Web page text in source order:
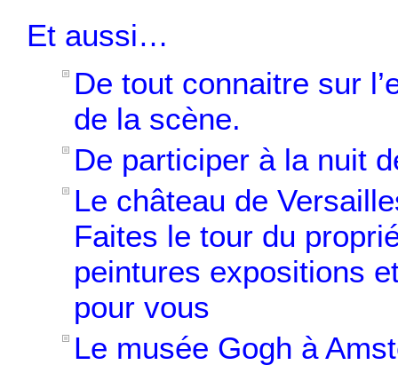
Et aussi…
De tout connaitre sur
de la scène.
De participer à la nuit
Le château de
Faites le tour du
peintures expositions
pour vous
Le musée Gogh à